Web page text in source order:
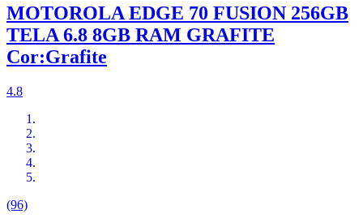
MOTOROLA EDGE 70 FUSION 256GB
TELA 6.8 8GB RAM GRAFITE
Cor:Grafite
4.8
(96)